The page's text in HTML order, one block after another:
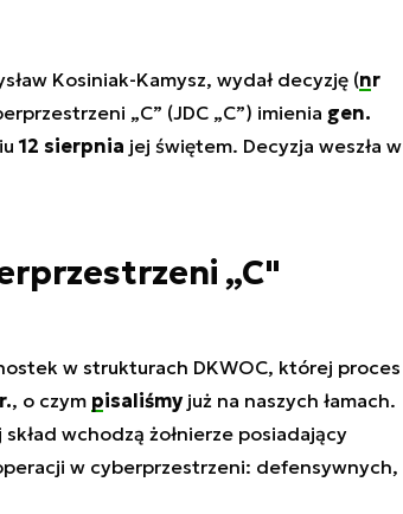
Kosiniak-Kamysz, wydał decyzję (nr
„C” (JDC „C”) imienia gen.
12 sierpnia jej świętem. Decyzja weszła w
„C"
w strukturach DKWOC, której proces
, o czym pisaliśmyjuż na naszych łamach.
skład wchodzą żołnierze posiadający
w cyberprzestrzeni: defensywnych,